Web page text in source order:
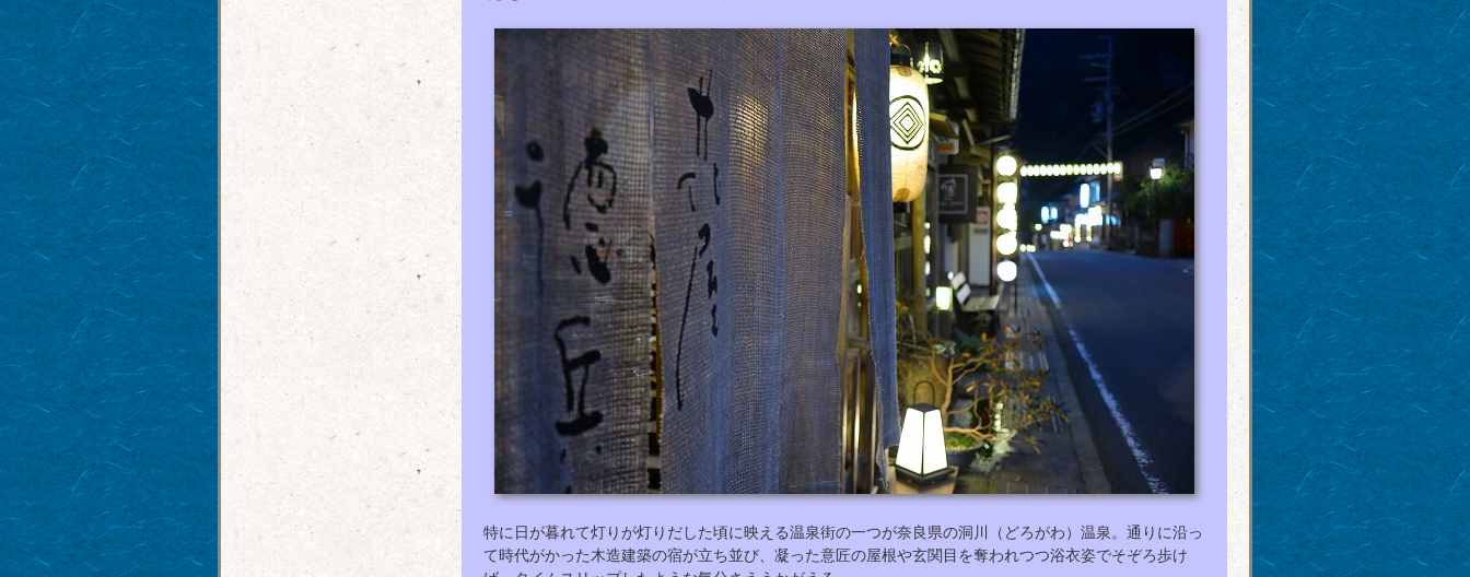
特に日が暮れて灯りが灯りだした頃に映える温泉街の一つが奈良県の洞川（どろがわ）温泉。通りに沿っ
て時代がかった木造建築の宿が立ち並び、凝った意匠の屋根や玄関目を奪われつつ浴衣姿でそぞろ歩け